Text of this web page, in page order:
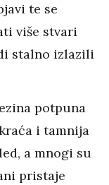
te se
više stvari
stalno izlazili
potpuna
i tamnija
a mnogi su
pristaje